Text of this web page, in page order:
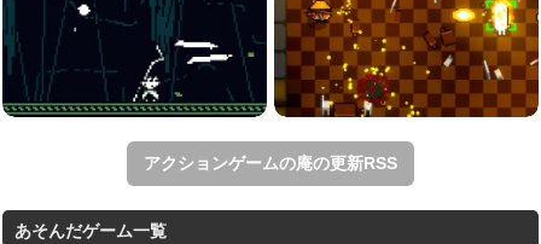
アクションゲームの庵の更新RSS
あそんだゲーム一覧